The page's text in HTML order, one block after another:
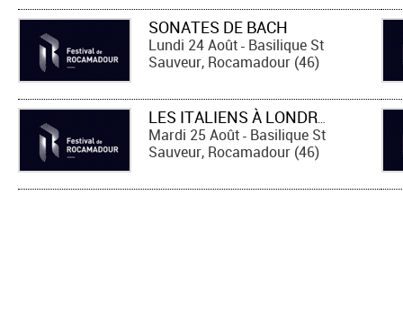
SONATES DE BACH
Lundi 24 Août - Basilique St
Sauveur, Rocamadour (46)
Mardi 25 Août - Basilique St
Sauveur, Rocamadour (46)